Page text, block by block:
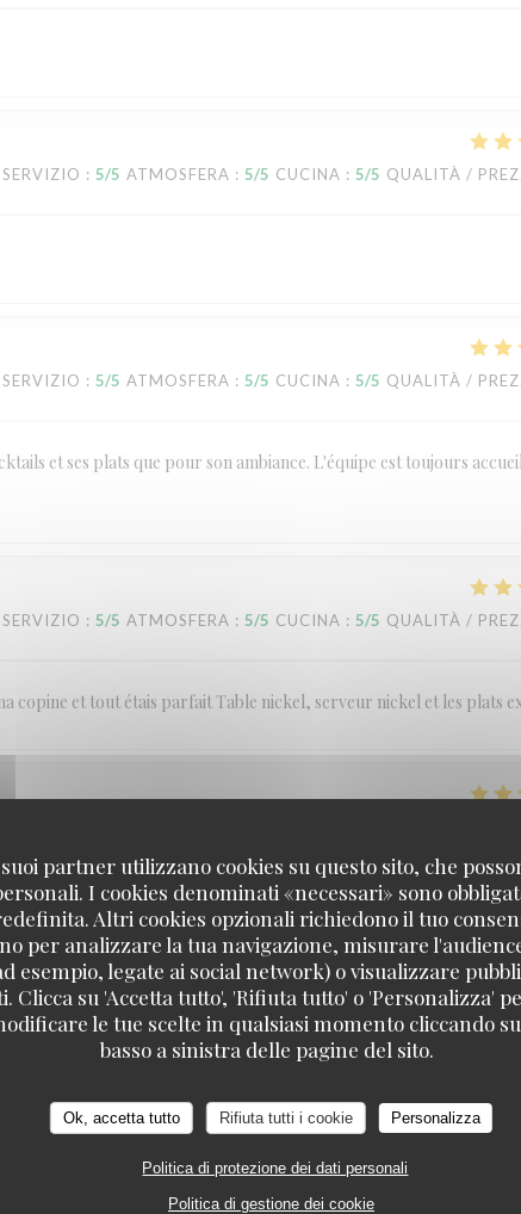
partner utilizzano cookies su questo sito, che
I cookies denominati «necessari» sono
Altri cookies opzionali richiedono il tuo
per analizzare la tua navigazione, misurare
esempio, legate ai social network) o visualizzare
Clicca su 'Accetta tutto', 'Rifiuta tutto' o 'Personalizza'
le tue scelte in qualsiasi momento cliccando
basso a sinistra delle pagine del sito.
Ok, accetta tutto Rifiuta tutti i cookie Personalizza
Politica di protezione dei dati personali
Politica di gestione dei cookie
SERVIZIO : 5/5 ATMOSFERA : 5/5 CUCINA : 5/5 QUALITÀ /
SERVIZIO : 5/5 ATMOSFERA : 5/5 CUCINA : 5/5 QUALITÀ /
et ses plats que pour son ambiance. L'équipe est toujours
SERVIZIO : 5/5 ATMOSFERA : 5/5 CUCINA : 5/5 QUALITÀ /
copine et tout étais parfait Table nickel, serveur nickel et les plats
SERVIZIO: 4/5 ATMOSFERA: 3/5 CUCINA : 3/5 QUALITÀ /
respectées. On se sent en sécurité. Je recommande le
accueil.